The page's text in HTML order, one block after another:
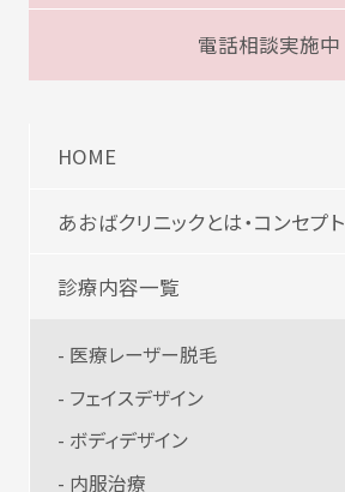
電話相談実施中
HOME
あおばクリニックとは・コンセプト
診療内容一覧
- 医療レーザー脱毛
- フェイスデザイン
- ボディデザイン
- 内服治療